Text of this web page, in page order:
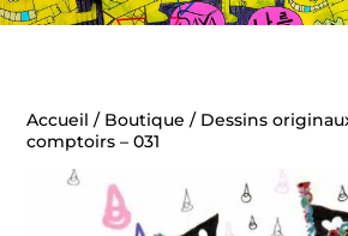
Accueil / Boutique / Dessins
comptoirs – 031